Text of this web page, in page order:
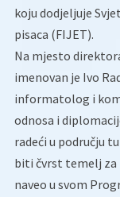
koju dodjeljuje
pisaca (FIJET).
Na mjesto
imenovan je Ivo
informatolog i
odnosa i
radeći u području
biti čvrst temelj za
naveo u svom